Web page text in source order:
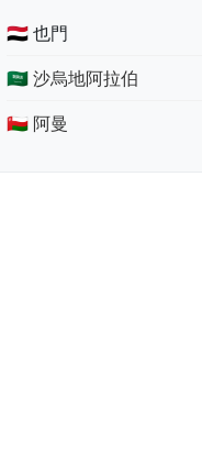
🇾🇪 也門
🇸🇦 沙烏地阿拉伯
🇴🇲 阿曼